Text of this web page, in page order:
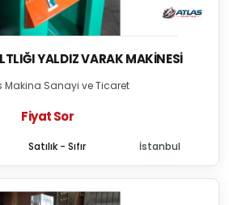
YALDIZ VARAK MAKINESI
Makina Sanayi ve Ticaret
Fiyat Sor
Satılık - Sıfır İstanbul